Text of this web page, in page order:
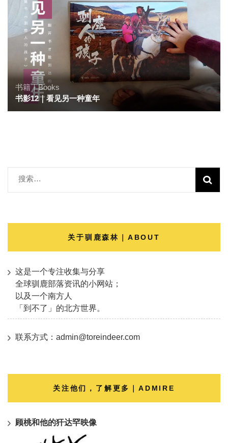
书籍｜Books
书影12｜看见另一种童年
搜
索：
关于驯鹿森林｜ABOUT
这是一个专注收集与分享
全球驯鹿部落资讯的小网站；
以及一个南方人
「到不了」的北方世界。
联系方式：admin@toreindeer.com
关注他们，了解更多｜ADMIRE
顾桃和他的犴达罕映像